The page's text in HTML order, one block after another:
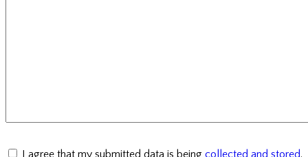
I agree that my submitted data is being collected and stored.